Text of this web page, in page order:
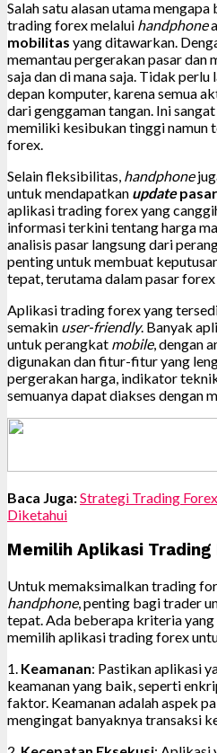
Salah satu alasan utama
trading forex melalui handphone
mobilitas yang ditawarkan.
memantau pergerakan pasar dan
saja dan di mana saja. Tidak
depan komputer, karena semua
dari genggaman tangan. Ini
memiliki kesibukan tinggi namun
forex.
Selain fleksibilitas, handphone
untuk mendapatkan update
aplikasi trading forex yang
informasi terkini tentang harga
analisis pasar langsung dari
penting untuk membuat
tepat, terutama dalam pasar
Aplikasi trading forex yang
semakin user-friendly. Banyak
untuk perangkat mobile, dengan
digunakan dan fitur-fitur yang
pergerakan harga, indikator
semuanya dapat diakses dengan
Baca Juga:Strategi Trading
Diketahui
Memilih Aplikasi Trading
Untuk memaksimalkan trading
handphone, penting bagi trader
tepat. Ada beberapa kriteria
memilih aplikasi trading forex
1. Keamanan: Pastikan aplikasi
keamanan yang baik, seperti
faktor. Keamanan adalah aspek
mengingat banyaknya transaksi